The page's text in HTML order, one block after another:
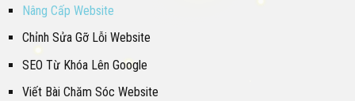
Nâng Cấp Website
Chỉnh Sửa Gỡ Lỗi Website
SEO Từ Khóa Lên Google
Viết Bài Chăm Sóc Website